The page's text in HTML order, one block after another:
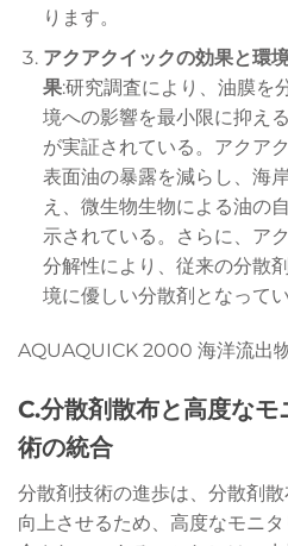
ります。
アクアクイックの効果と環
果:研究調査により、油膜を
境への影響を最小限に抑え
が実証されている。アクア
表面油の暴露を減らし、海
え、微生物生物による油の
示されている。さらに、ア
分解性により、従来の分散
境に優しい分散剤となってい
AQUAQUICK 2000 海洋流出
C.分散剤散布と高度な
術の統合
分散剤技術の進歩は、分散剤
向上させるため、高度なモニ